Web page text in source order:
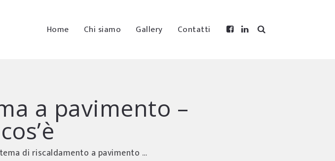
Home Chi siamo Gallery Contatti
a pavimento –
di riscaldamento a pavimento …